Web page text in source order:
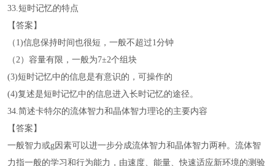
33.短时记忆的特点
【答案】
（1)信息保持时间也很短，一般不超过1分钟
（2）容量有限，一般为7±2个组块
(3)短时记忆中的信息是有意识的，可操作的
(4)复述是短时记忆中的信息进入长时记忆的途径。
34.简述卡特尔的流体智力和晶体智力理论的主要内容
【答案】
一般智力或g因素可以进一步分成流体智力和晶体智力两种。流体智
力指一般的学习和行为能力，由速度、能量、快速适应新环境的测验